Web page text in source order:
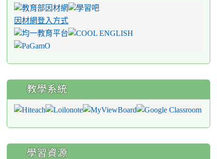
因材網登入方式
教學系統
學習資源